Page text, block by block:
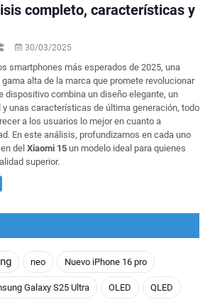
completo, características y
30/03/2025
smartphones más esperados de 2025, una
alta de la marca que promete revolucionar
dispositivo combina un diseño elegante, un
unas características de última generación, todo
a los usuarios lo mejor en cuanto a
En este análisis, profundizamos en cada uno
del Xiaomi 15 un modelo ideal para quienes
superior.
neo Nuevo iPhone 16 pro
Galaxy S25 Ultra OLED QLED